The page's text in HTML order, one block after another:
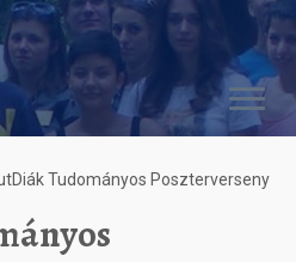
Tudományos Poszterverseny